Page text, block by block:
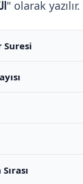
" olarak yazılır.
Suresi